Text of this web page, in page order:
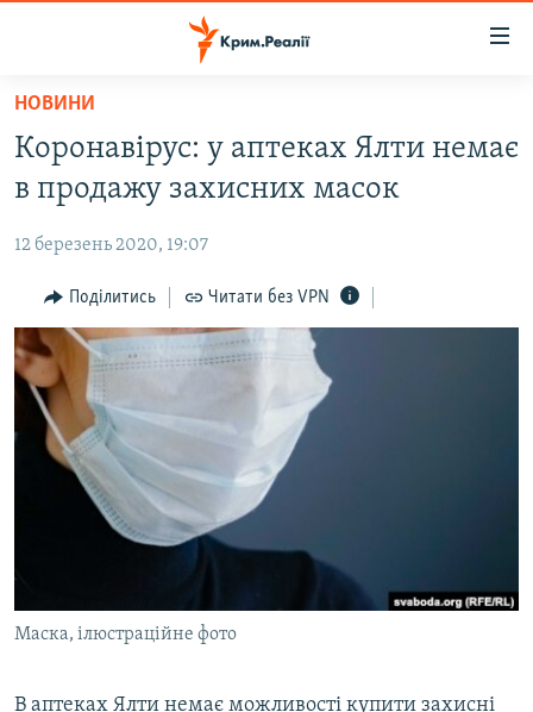
Перейти
основного
матеріалу
Перейти
до
навігації
Перейти
до
пошуку
ВОДА.КРИМ
ВІДЕО ТА ФОТО
ПОЛІТИКА
БЛОГИ
ПОГЛЯД
ІНТЕРВ'Ю
ВСЕ ЗА ДЕНЬ
СПЕЦПРОЕКТИ
ДЕПОРТАЦІЯ
УКРАЇНСЬКА ПРОБЛЕМА КРИМУ
ЯК ОБІЙТИ БЛОКУВАННЯ
Qırımtatar
НОВИНИ
Коронавірус: у аптеках Ялти немає
в продажу захисних масок
12 березень 2020, 19:07
Поділитись Читати без VPN
Маска, ілюстраційне фото
В аптеках Ялти немає можливості купити захисні